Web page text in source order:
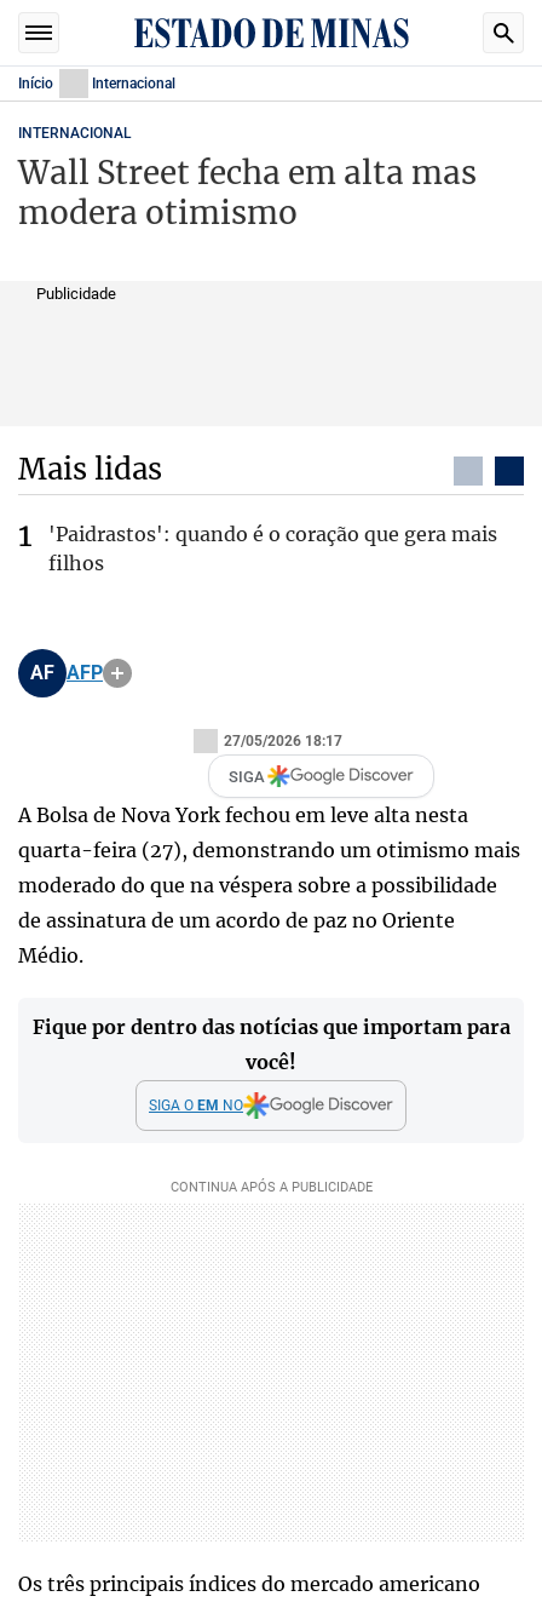
Início Internacional
INTERNACIONAL
Wall Street fecha em alta mas
modera otimismo
Publicidade
Mais lidas
'Paidrastos': quando é o coração que gera mais
filhos
AF AFP
27/05/2026 18:17
SIGA
A Bolsa de Nova York fechou em leve alta nesta
quarta-feira (27), demonstrando um otimismo mais
moderado do que na véspera sobre a possibilidade
de assinatura de um acordo de paz no Oriente
Médio.
Fique por dentro das notícias que importam para
você!
SIGA O EM NO
Os três principais índices do mercado americano